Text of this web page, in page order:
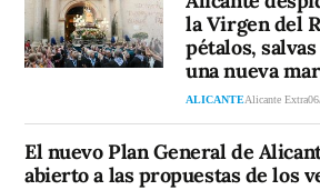
la Virgen del
pétalos,
una nueva
ALICANTEAlicante Extra
El nuevo Plan General de
abierto a las propuestas de los